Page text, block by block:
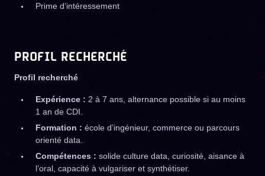
Prime d’intéressement
PROFIL RECHERCHÉ
Profil recherché
Expérience : 2 à 7 ans, alternance possible si au moins
1 an de CDI.
Formation : école d’ingénieur, commerce ou parcours
orienté data.
Compétences : solide culture data, curiosité, aisance à
l’oral, capacité à vulgariser et synthétiser.